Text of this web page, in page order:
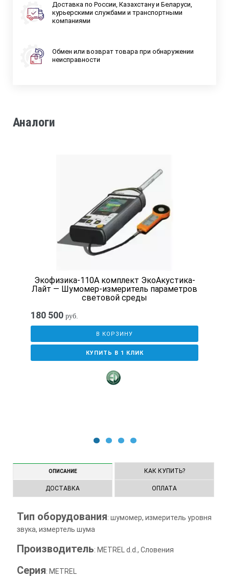
Доставка по России, Казахстану и Беларуси,
курьерскими службами и транспортными
компаниями
Обмен или возврат товара при обнаружении
неисправности
Аналоги
Экофизика-110А комплект ЭкоАкустика-
Лайт — Шумомер-измеритель параметров
световой среды
180 500 руб.
В КОРЗИНУ
КУПИТЬ В 1 КЛИК
ОПИСАНИЕ КАК КУПИТЬ?
ДОСТАВКА ОПЛАТА
Тип оборудования: шумомер, измеритель уровня
звука, измертель шума
Производитель: METREL d.d., Словения
Серия: METREL